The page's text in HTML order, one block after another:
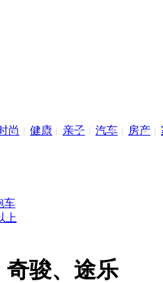
尚 健康 亲子 汽车 房产
车
上
奇骏、途乐